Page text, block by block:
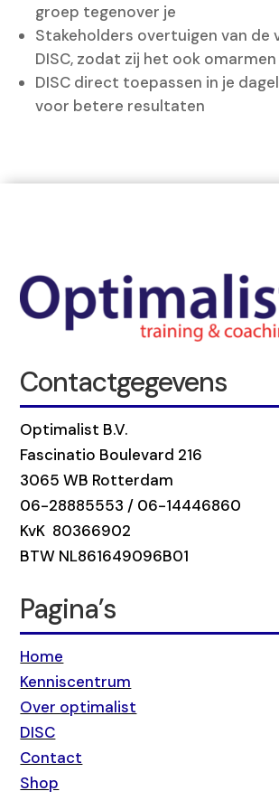
groep tegenover je
Stakeholders overtuigen van de
DISC, zodat zij het ook omarmen
DISC direct toepassen in je
voor betere resultaten
Contactgegevens
Optimalist B.V.
Fascinatio Boulevard 216
3065 WB Rotterdam
06-28885553 / 06-14446860
KvK 80366902
BTW NL861649096B01
Pagina’s
Home
Kenniscentrum
Over optimalist
DISC
Contact
Shop